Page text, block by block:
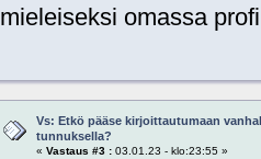
mieleiseksi omassa
Vs: Etkö pääse kirjoittautumaan
tunnuksella?
« Vastaus #3 :03.01.23 - klo:23:55 »